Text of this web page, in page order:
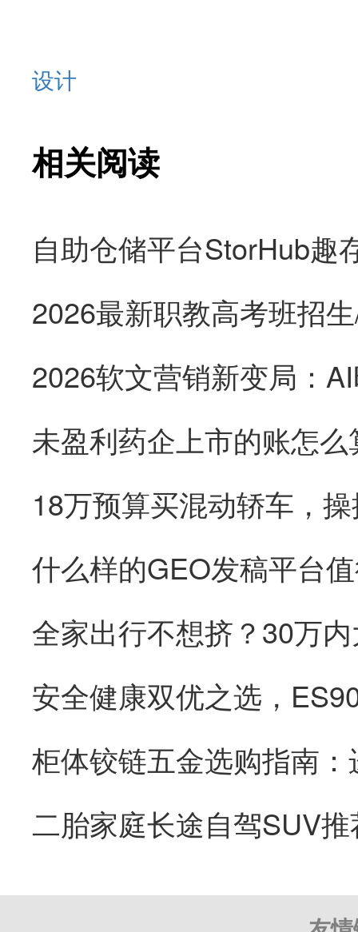
设计
相关阅读
未盈利药企上市的账怎
18万预算买混动轿车，
全家出行不想挤？30万
二胎家庭长途自驾SUV